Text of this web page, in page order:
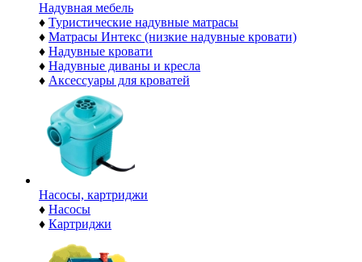
Надувная мебель
♦ Туристические надувные матрасы
♦ Матрасы Интекс (низкие надувные кровати)
♦ Надувные кровати
♦ Надувные диваны и кресла
♦ Аксессуары для кроватей
Насосы, картриджи
♦ Насосы
♦ Картриджи